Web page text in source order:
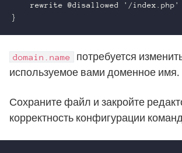
    rewrite @disallowed '/index.php'
domain.name
потребуется
используемое вами доменное имя.
Сохраните файл и закройте
корректность конфигурации